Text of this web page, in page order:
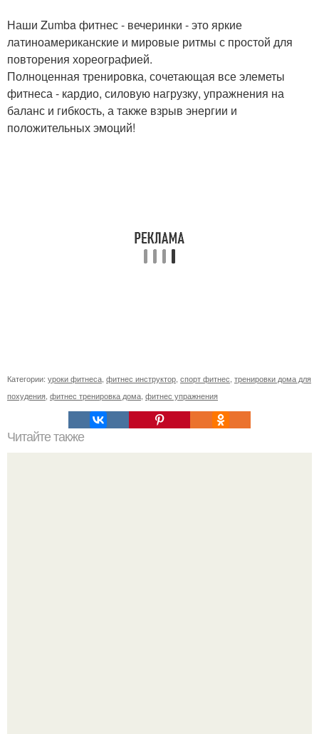
Наши Zumba фитнес - вечеринки - это яркие
латиноамериканские и мировые ритмы с простой для
повторения хореографией.
Полноценная тренировка, сочетающая все элеметы
фитнеса - кардио, силовую нагрузку, упражнения на
баланс и гибкость, а также взрыв энергии и
положительных эмоций!
Категории: уроки фитнеса фитнес инструктор спорт фитнес тренировки дома для
похудения фитнес тренировка дома фитнес упражнения
Читайте также